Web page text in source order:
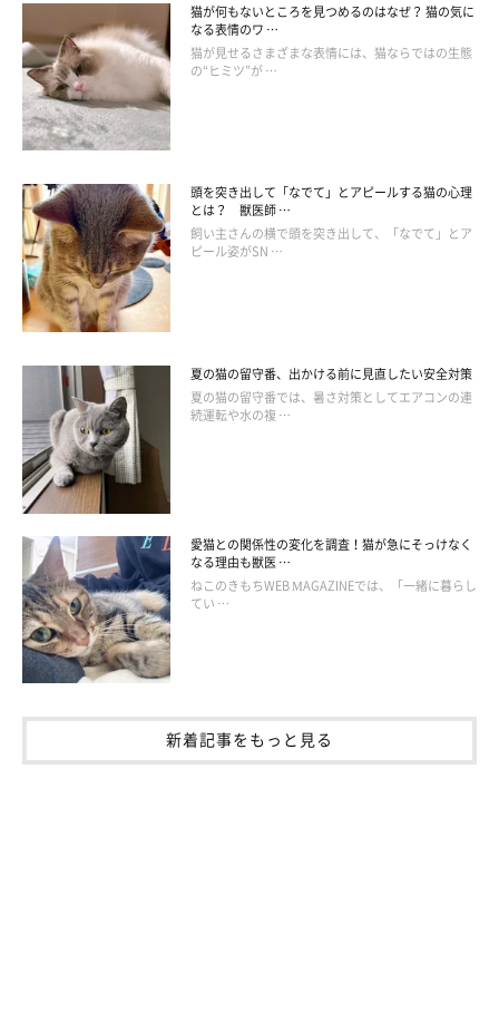
猫がリラックスしているときは、穏やかな気持ち を表現するかの
ように、しっぽをゆったりと左右に「ユラユラ」揺らします。飼
い主さんに抱っこされているときや、日向ぼっこをしているとき
に見られることが多いようです。これは、「満足しているよ」
えるでしょう。しっぽに力が入っていないため、くねらせながら
揺らす場合もあります。
猫のチャームポイントのひとつである「しっぽ」は、猫の感情を
伝える大切なツールです。しっぽの動きをよく観察して、愛猫の
気持ちを読み取るヒントにしてくださいね。
関連記事:
「しっぽ」でわかる猫の気持ち 動きや角度で
違う猫の感情は
猫のチャームポイントのひとつでもある「しっぽ」。そんなしっぽ
は、猫が感情を伝える大切な「ツール」のひとつなのだとか。今回
は、見ているだけで愛おしい猫のしっぽが、特徴的な動きを見せる
その理由にせまります！
（監修：ねこのきもち獣医師相談室 獣医師・白山さとこ先生）
参考／ねこのきもちWEB MAGAZINE『「しっぽ」でわかる猫の気
持ち 動きや角度で違う猫の感情は』
文／寺井さとこ
です。
※記事と写真に関連性はありませんので予めご了承ください。
猫が何もないところを見つめるのはなぜ？ 猫の気に
なる表情のワ …
猫が見せるさまざまな表情には、猫ならではの生態
の“ヒミツ”が …
頭を突き出して「なでて」とアピールする猫の心理
とは？ 獣医師 …
飼い主さんの横で頭を突き出して、「なでて」とア
ピール姿がSN …
夏の猫の留守番、出かける前に見直したい安全対策
夏の猫の留守番では、暑さ対策としてエアコンの連
続運転や水の複 …
愛猫との関係性の変化を調査！猫が急にそっけなく
なる理由も獣医 …
ねこのきもちWEB MAGAZINEでは、「一緒に暮らし
てい …
新着記事をもっと見る